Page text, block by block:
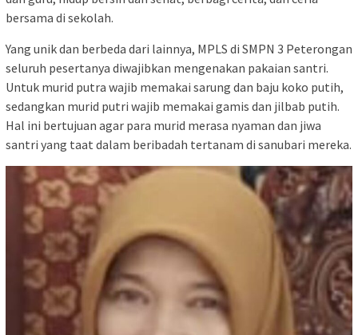
bersama di sekolah.
Yang unik dan berbeda dari lainnya, MPLS di SMPN 3 Peterongan
seluruh pesertanya diwajibkan mengenakan pakaian santri.
Untuk murid putra wajib memakai sarung dan baju koko putih,
sedangkan murid putri wajib memakai gamis dan jilbab putih.
Hal ini bertujuan agar para murid merasa nyaman dan jiwa
santri yang taat dalam beribadah tertanam di sanubari mereka.